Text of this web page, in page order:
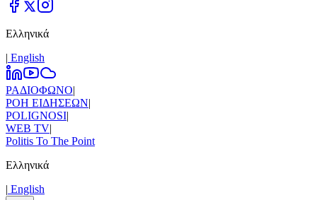
Ελληνικά
| Εnglish
ΡΑΔΙΟΦΩΝΟ|
ΡΟΗ ΕΙΔΗΣΕΩΝ|
POLIGNOSI|
WEB TV|
Politis To The Point
Ελληνικά
| Εnglish